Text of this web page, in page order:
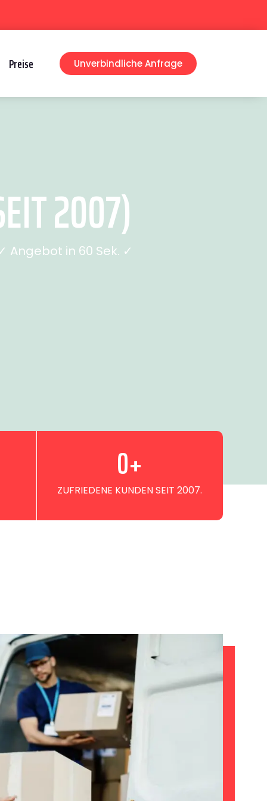
Preise Unverbindliche Anfrage
2007)
Angebot in 60 Sek. ✓
ZUFRIEDENE KUNDEN SEIT 2007.
0+